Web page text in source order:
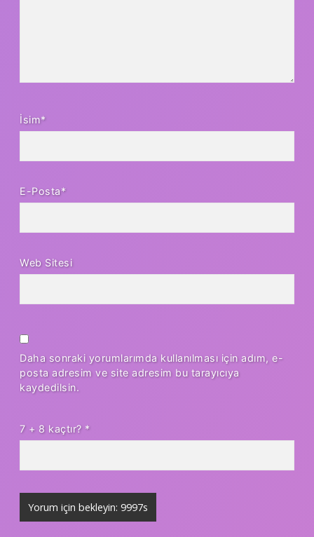
İsim*
E-Posta*
Web Sitesi
Daha sonraki yorumlarımda kullanılması için adım, e-
posta adresim ve site adresim bu tarayıcıya
kaydedilsin.
7 + 8 kaçtır? *